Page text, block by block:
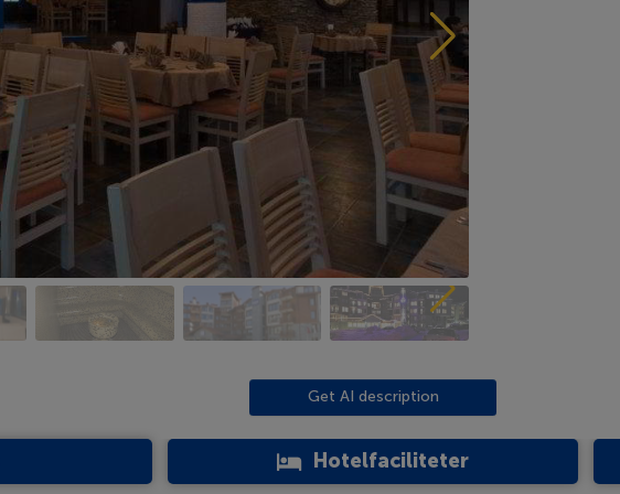
Get AI description
Hotelfaciliteter